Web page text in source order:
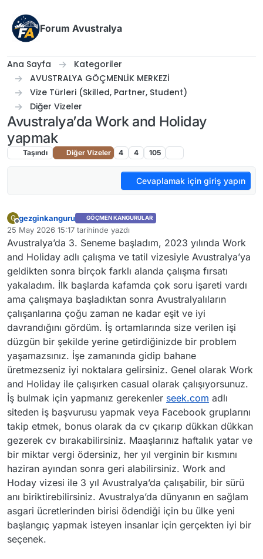
Forum Avustralya
Ana Sayfa
Kategoriler
AVUSTRALYA GÖÇMENLİK MERKEZİ
Vize Türleri (Skilled, Partner, Student)
Diğer Vizeler
Avustralya’da Work and Holiday
yapmak
Taşındı Diğer Vizeler 4 4 105
Cevaplamak için giriş yapın
G
Çevrimdışı
gezginkanguru GÖÇMEN KANGURULAR
25 May 2026 15:17 tarihinde yazdı
Son düzenleyen:
Avustralya’da 3. Seneme başladım, 2023 yılında Work
and Holiday adlı çalışma ve tatil vizesiyle Avustralya’ya
geldikten sonra birçok farklı alanda çalışma fırsatı
yakaladım. İlk başlarda kafamda çok soru işareti vardı
ama çalışmaya başladıktan sonra Avustralyalıların
çalışanlarına çoğu zaman ne kadar eşit ve iyi
davrandığını gördüm. İş ortamlarında size verilen işi
düzgün bir şekilde yerine getirdiğinizde bir problem
yaşamazsınız. İşe zamanında gidip bahane
üretmezseniz iyi noktalara gelirsiniz. Genel olarak Work
and Holiday ile çalışırken casual olarak çalışıyorsunuz.
İş bulmak için yapmanız gerekenler seek.com adlı
siteden iş başvurusu yapmak veya Facebook gruplarını
takip etmek, bonus olarak da cv çıkarıp dükkan dükkan
gezerek cv bırakabilirsiniz. Maaşlarınız haftalık yatar ve
bir miktar vergi ödersiniz, her yıl verginin bir kısmını
haziran ayından sonra geri alabilirsiniz. Work and
Hoday vizesi ile 3 yıl Avustralya’da çalışabilir, bir sürü
anı biriktirebilirsiniz. Avustralya’da dünyanın en sağlam
asgari ücretlerinden birisi ödendiği için bu ülke yeni
başlangıç yapmak isteyen insanlar için gerçekten iyi bir
seçenek.